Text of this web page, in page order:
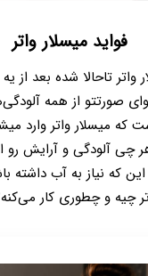
فواید میسلار واتر
واتر تاحالا شده بعد از
صورتتو از همه
که میسلار واتر وارد
چی آلودگی و آرایش رو
که نیاز به آب داشته
چیه و چطوری کار